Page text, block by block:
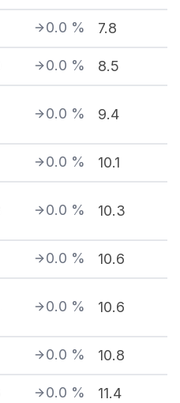
0.0 % 7.8
0.0 % 8.5
0.0 % 9.4
0.0 % 10.1
0.0 % 10.3
0.0 % 10.6
0.0 % 10.6
0.0 % 10.8
0.0 % 11.4